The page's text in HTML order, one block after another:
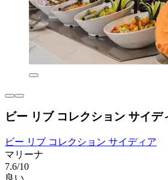
ビー リブ コレクション サイデ
ビー リブ コレクション サイディア
マリーナ
7.6/10
良い